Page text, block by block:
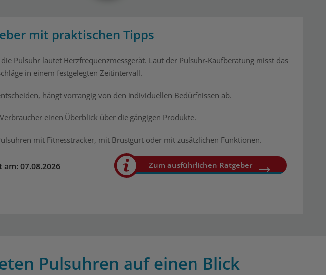
mit praktischen Tipps
Pulsuhr lautet Herzfrequenzmessgerät. Laut der Pulsuhr-Kaufberatung misst das
in einem festgelegten Zeitintervall.
hängt vorrangig von den individuellen Bedürfnissen ab.
einen Überblick über die gängigen Produkte.
mit Fitnesstracker, mit Brustgurt oder mit zusätzlichen Funktionen.
07.08.2026 Zum ausführlichen Ratgeber
Pulsuhren auf einen Blick